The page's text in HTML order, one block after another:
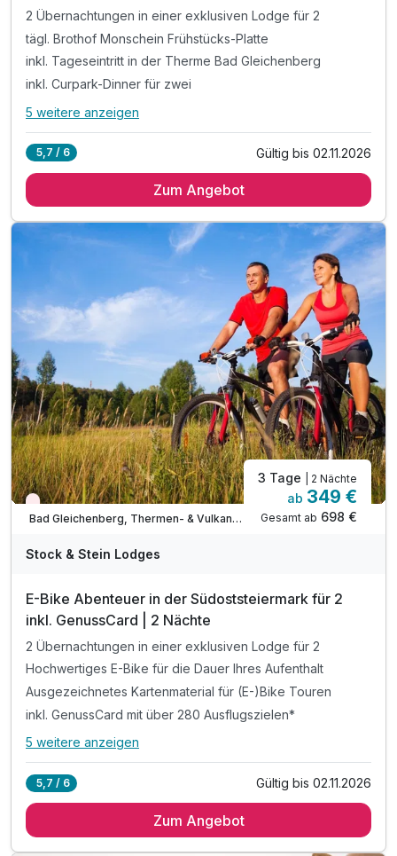
Nächte
2 Übernachtungen in einer exklusiven Lodge für 2
tägl. Brothof Monschein Frühstücks-Platte
inkl. Tageseintritt in der Therme Bad Gleichenberg
inkl. Curpark-Dinner für zwei
Alle Inklusivleistungen
tägl. Brothof Monschein Frühstücks-Platte
inkl. Curpark-Dinner für zwei
inkl. Buschenschank-Jause & Getränken- Anreisetag
inkl. GenussCard mit über 280 Ausflugszielen
kostenfreier Parkplatz & W-LAN Nutzung
TIPP: Einfach FiTZ in der Delikaterie
TIPP: Maitz Kaffeerösterei
5 weitere anzeigen
5,7 / 6 Gültig bis 02.11.2026
Zum Angebot
Nur noch Restplätze
Bad Gleichenberg, Thermen- & Vulkanland Steiermark
3 Tage | 2 Nächte
ab 349 €
Gesamt ab 698 €
Stock & Stein Lodges
E-Bike Abenteuer in der Südoststeiermark für 2
inkl. GenussCard | 2 Nächte
2 Übernachtungen in einer exklusiven Lodge für 2
Hochwertiges E-Bike für die Dauer Ihres Aufenthalt
Ausgezeichnetes Kartenmaterial für (E-)Bike Touren
inkl. GenussCard mit über 280 Ausflugszielen*
Alle Inklusivleistungen
Hochwertiges E-Bike für die Dauer Ihres Aufenthalt
5 weitere anzeigen
5,7 / 6 Gültig bis 02.11.2026
Zum Angebot